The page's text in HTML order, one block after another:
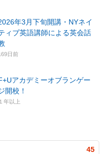
年3月下旬開講・NYネイ
ィブ英語講師による英会話
日前
アカデミーオブランゲー
開校！
１年以上
45